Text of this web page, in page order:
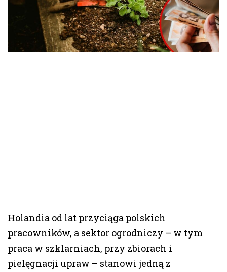
Holandia od lat przyciąga polskich
pracowników, a sektor ogrodniczy – w tym
praca w szklarniach, przy zbiorach i
pielęgnacji upraw – stanowi jedną z